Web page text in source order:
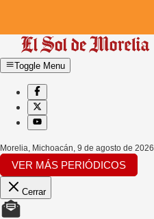
Toggle Menu
Morelia, Michoacán, 9 de agosto de 2026
VER MÁS PERIÓDICOS
Cerrar